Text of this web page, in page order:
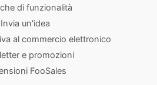
di funzionalità
Invia un'idea
al commercio elettronico
e promozioni
FooSales